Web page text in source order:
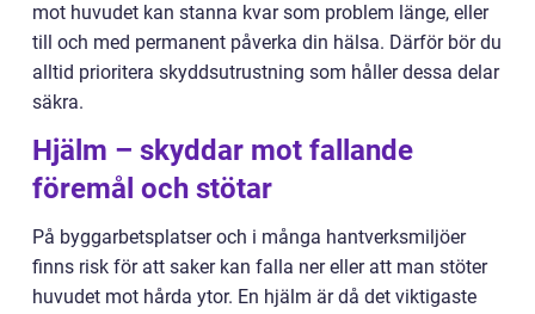
mot huvudet kan stanna kvar som problem länge, eller
till och med permanent påverka din hälsa. Därför bör du
alltid prioritera skyddsutrustning som håller dessa delar
säkra.
Hjälm – skyddar mot fallande
föremål och stötar
På byggarbetsplatser och i många hantverksmiljöer
finns risk för att saker kan falla ner eller att man stöter
huvudet mot hårda ytor. En hjälm är då det viktigaste